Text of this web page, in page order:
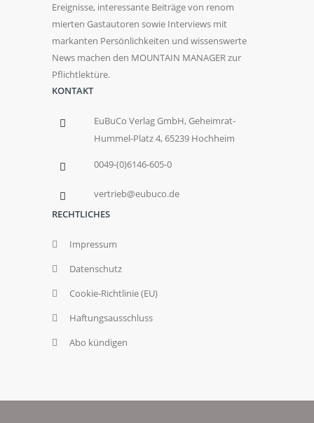
Ereignisse, interessante Beiträge von renom
mierten Gastautoren sowie Interviews mit
markanten Persönlichkeiten und wissenswerte
News machen den MOUNTAIN MANAGER zur
Pflichtlektüre.
KONTAKT
EuBuCo Verlag GmbH, Geheimrat-
Hummel-Platz 4, 65239 Hochheim
0049-(0)6146-605-0
vertrieb@eubuco.de
RECHTLICHES
Impressum
Datenschutz
Cookie-Richtlinie (EU)
Haftungsausschluss
Abo kündigen